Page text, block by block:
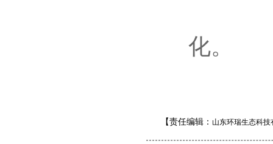
化。
【责任编辑： 山东环瑞生态科技